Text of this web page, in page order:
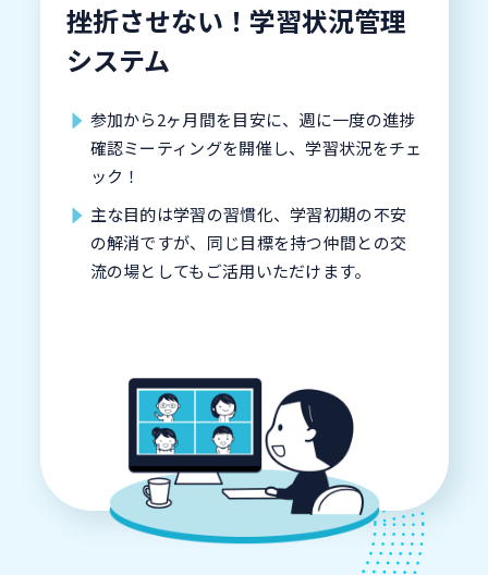
挫折させない！学習状況管理
システム
参加から2ヶ月間を目安に、週に一度の進捗
確認ミーティングを開催し、学習状況をチェ
ック！
主な目的は学習の習慣化、学習初期の不安
の解消ですが、同じ目標を持つ仲間との交
流の場としてもご活用いただけます。